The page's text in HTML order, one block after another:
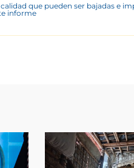
que pueden ser bajadas e
informe